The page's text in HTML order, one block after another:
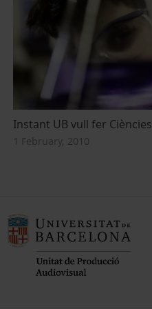
Instant UB vull fer Ciències
1 February, 2010